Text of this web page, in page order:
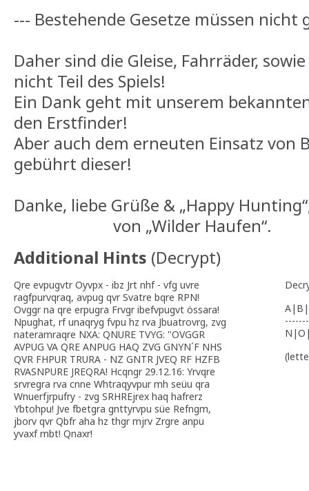
--- Bestehende Gesetze müssen nicht
Daher sind die Gleise, Fahrräder,
nicht Teil des Spiels!
Ein Dank geht mit unserem
den Erstfinder!
Aber auch dem erneuten Einsatz von
gebührt dieser!
Danke, liebe Grüße & „Happy
von „Wilder Haufen“.
Additional Hints (Decrypt)
Qre evpugvtr Oyvpx - ibz Jrt nhf - vfg uvre
ragfpurvqraq, avpug qvr Svatre bqre RPN!
Ovggr na qre erpugra Frvgr ibefvpugvt össara!
Npughat, rf unaqryg fvpu hz rva Jbuatrovrg, zvg
nateramraqre NXA: QNURE TVYG: "OVGGR
AVPUG VA QRE ANPUG HAQ ZVG GNYN´F NHS
QVR FHPUR TRURA - NZ GNTR JVEQ RF HZFB
RVASNPURE JREQRA! Hcqngr 29.12.16: Yrvqre
srvregra rva cnne Whtraqyvpur mh seüu qra
Wnuerfjrpufry - zvg SRHREjrex haq hafrerz
Ybtohpu! Jve fbetgra gnttyrvpu süe Refngm,
jborv qvr Qbfr aha hz thgr mjrv Zrgre anpu
yvaxf mbt! Qnaxr!